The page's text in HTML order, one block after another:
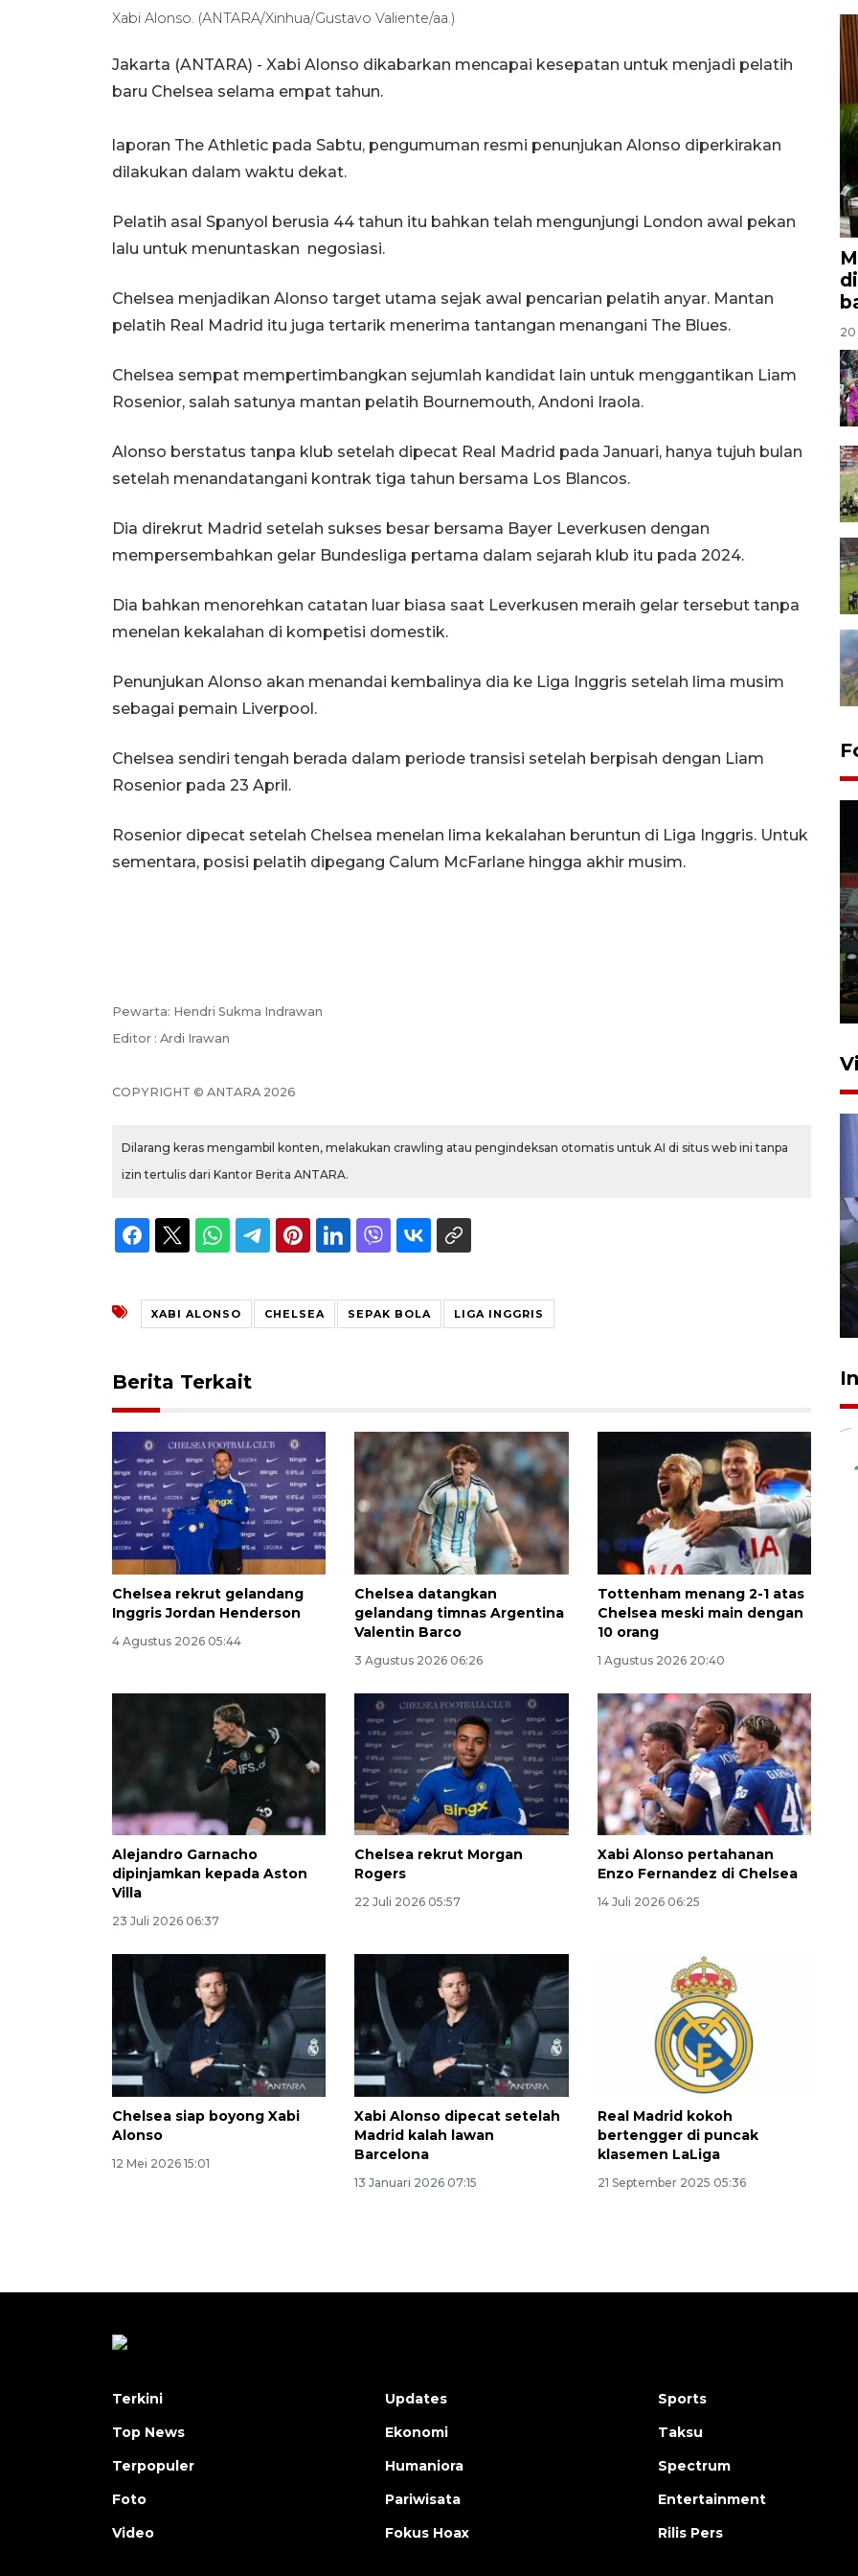
Xabi Alonso. (ANTARA/Xinhua/Gustavo Valiente/aa.)
Jakarta (ANTARA) - Xabi Alonso dikabarkan mencapai kesepatan untuk menjadi pelatih
baru Chelsea selama empat tahun.
laporan The Athletic pada Sabtu, pengumuman resmi penunjukan Alonso diperkirakan
dilakukan dalam waktu dekat.
Pelatih asal Spanyol berusia 44 tahun itu bahkan telah mengunjungi London awal pekan
lalu untuk menuntaskan negosiasi.
Chelsea menjadikan Alonso target utama sejak awal pencarian pelatih anyar. Mantan
pelatih Real Madrid itu juga tertarik menerima tantangan menangani The Blues.
Chelsea sempat mempertimbangkan sejumlah kandidat lain untuk menggantikan Liam
Rosenior, salah satunya mantan pelatih Bournemouth, Andoni Iraola.
Alonso berstatus tanpa klub setelah dipecat Real Madrid pada Januari, hanya tujuh bulan
setelah menandatangani kontrak tiga tahun bersama Los Blancos.
Dia direkrut Madrid setelah sukses besar bersama Bayer Leverkusen dengan
mempersembahkan gelar Bundesliga pertama dalam sejarah klub itu pada 2024.
Dia bahkan menorehkan catatan luar biasa saat Leverkusen meraih gelar tersebut tanpa
menelan kekalahan di kompetisi domestik.
Penunjukan Alonso akan menandai kembalinya dia ke Liga Inggris setelah lima musim
sebagai pemain Liverpool.
Chelsea sendiri tengah berada dalam periode transisi setelah berpisah dengan Liam
Rosenior pada 23 April.
Rosenior dipecat setelah Chelsea menelan lima kekalahan beruntun di Liga Inggris. Untuk
sementara, posisi pelatih dipegang Calum McFarlane hingga akhir musim.
Pewarta: Hendri Sukma Indrawan
Editor : Ardi Irawan
COPYRIGHT © ANTARA 2026
Dilarang keras mengambil konten, melakukan crawling atau pengindeksan otomatis untuk AI di situs web ini tanpa
izin tertulis dari Kantor Berita ANTARA.
XABI ALONSO CHELSEA SEPAK BOLA LIGA INGGRIS
Berita Terkait
Chelsea rekrut gelandang
Inggris Jordan Henderson
4 Agustus 2026 05:44
Chelsea datangkan
gelandang timnas Argentina
Valentin Barco
3 Agustus 2026 06:26
Tottenham menang 2-1 atas
Chelsea meski main dengan
10 orang
1 Agustus 2026 20:40
Alejandro Garnacho
dipinjamkan kepada Aston
Villa
23 Juli 2026 06:37
Chelsea rekrut Morgan
Rogers
22 Juli 2026 05:57
Xabi Alonso pertahanan
Enzo Fernandez di Chelsea
14 Juli 2026 06:25
Chelsea siap boyong Xabi
Alonso
12 Mei 2026 15:01
Xabi Alonso dipecat setelah
Madrid kalah lawan
Barcelona
13 Januari 2026 07:15
Real Madrid kokoh
bertengger di puncak
klasemen LaLiga
21 September 2025 05:36
20
27 Juli 2026 22:32
Awas penipuan berbasis AI
2026-08-07 13:45:00
Terkini
Top News
Terpopuler
Foto
Video
Updates
Ekonomi
Humaniora
Pariwisata
Fokus Hoax
Sports
Taksu
Spectrum
Entertainment
Rilis Pers